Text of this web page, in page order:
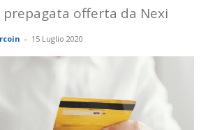
prepagata offerta da Nexi
- 15 Luglio 2020